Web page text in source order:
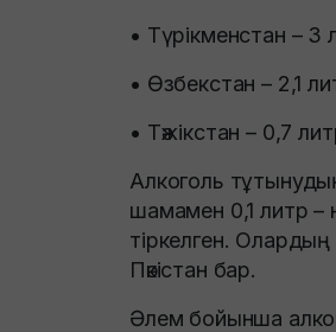
• Түрікменстан – 3
• Өзбекстан – 2,1
• Тәжікстан – 0,7
Алкоголь
шамамен 0,1 литр –
тіркелген.
Пәкістан бар.
Әлем бойынша